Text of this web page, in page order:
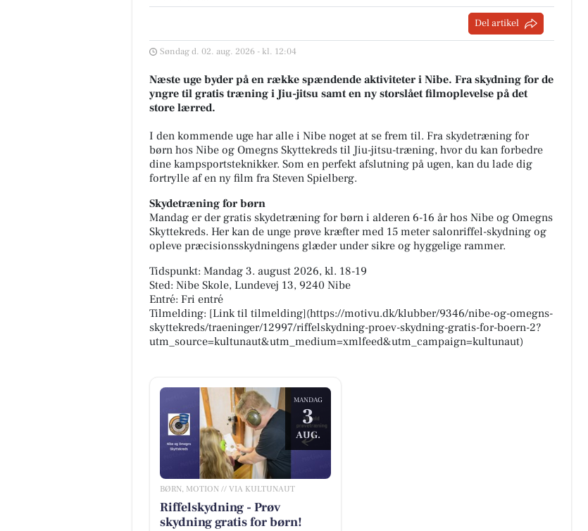
Del artikel
Søndag d. 02. aug. 2026 - kl. 12:04
Næste uge byder på en række spændende aktiviteter i Nibe. Fra skydning for de
yngre til gratis træning i Jiu-jitsu samt en ny storslået filmoplevelse på det
store lærred.
I den kommende uge har alle i Nibe noget at se frem til. Fra skydetræning for
børn hos Nibe og Omegns Skyttekreds til Jiu-jitsu-træning, hvor du kan forbedre
dine kampsportsteknikker. Som en perfekt afslutning på ugen, kan du lade dig
fortrylle af en ny film fra Steven Spielberg.
Skydetræning for børn
Mandag er der gratis skydetræning for børn i alderen 6-16 år hos Nibe og Omegns
Skyttekreds. Her kan de unge prøve kræfter med 15 meter salonriffel-skydning og
opleve præcisionsskydningens glæder under sikre og hyggelige rammer.
Tidspunkt: Mandag 3. august 2026, kl. 18-19
Sted: Nibe Skole, Lundevej 13, 9240 Nibe
Entré: Fri entré
Tilmelding: [Link til tilmelding](https://motivu.dk/klubber/9346/nibe-og-omegns-
skyttekreds/traeninger/12997/riffelskydning-proev-skydning-gratis-for-boern-2?
utm_source=kultunaut&utm_medium=xmlfeed&utm_campaign=kultunaut)
MANDAG
3
AUG.
BØRN, MOTION // VIA KULTUNAUT
Riffelskydning - Prøv
skydning gratis for børn!